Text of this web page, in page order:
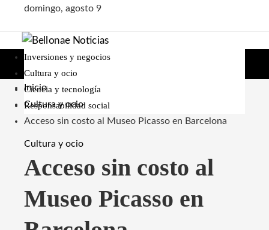
domingo, agosto 9
Inversiones y negocios
Cultura y ocio
Ciencia y tecnología
Responsabilidad social
Inicio
Cultura y ocio
Acceso sin costo al Museo Picasso en Barcelona
Cultura y ocio
Acceso sin costo al
Museo Picasso en